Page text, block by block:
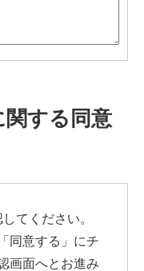
関する同意
してください。
同意する」にチ
画面へとお進み